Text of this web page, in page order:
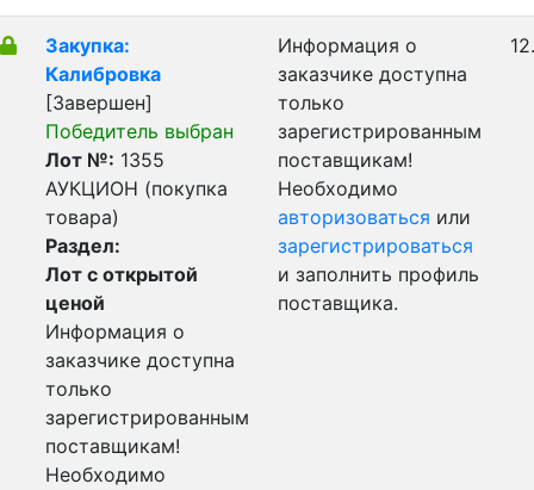
Закупка:
Калибровка
[Завершен]
Победитель выбран
Лот №: 1355
АУКЦИОН (покупка
товара)
Раздел:
Лот с открытой
ценой
Информация о
заказчике доступна
только
зарегистрированным
поставщикам!
Необходимо
Информация о
заказчике доступна
только
зарегистрированным
поставщикам!
Необходимо
авторизоваться или
зарегистрироваться
и заполнить профиль
поставщика.